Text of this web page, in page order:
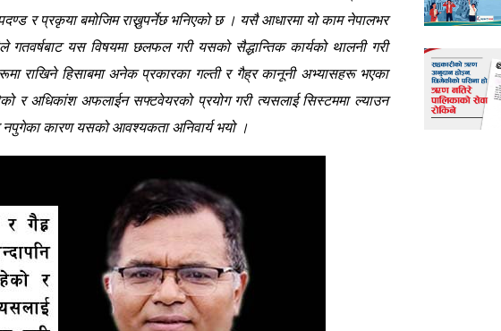
रप्रकृयाबमोजिम राख्नुपर्नेछ भनिएको छ । यसै आधारमा यो काम नेपालभर
गतवर्षबाट यस विषयमा छलफल गरी यसको सैद्धान्तिककार्यको थालनी गरी
राखिने हिसाबमा अनेक प्रकारका गल्ती र गैह्रकानूनी अभ्यासहरूभएका
र अधिकांश अफलाईन सफ्टवेयरको प्रयोग गरी त्यसलाई सिस्टममा ल्याउन
कारण यसको आवश्यकता अनिवार्य भयो ।